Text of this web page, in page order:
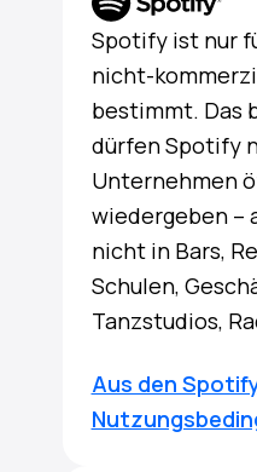
Spotify ist nur
nicht-
bestimmt. Das
dürfen Spotify
Unternehmen
wiedergeben –
nicht in Bars,
Schulen,
Tanzstudios,
Aus den